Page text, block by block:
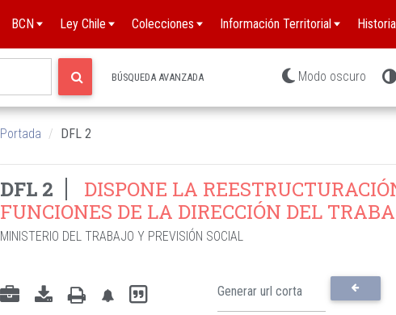
BCN Ley Chile Colecciones Información Territorial
BÚSQUEDA AVANZADA Modo oscuro
Portada DFL 2
DFL 2
DISPONE LA
FUNCIONES DE LA DIRECCIÓN DEL
MINISTERIO DEL TRABAJO Y PREVISIÓN SOCIAL